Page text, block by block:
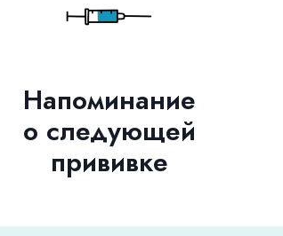
Напоминание
о следующей
прививке